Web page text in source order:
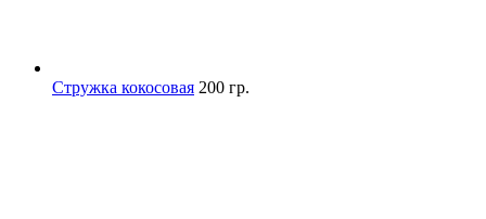
Стружка кокосовая 200 гр.